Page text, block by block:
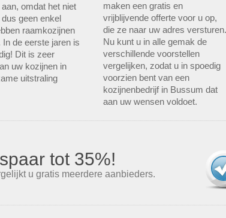
omdat het niet
geen enkel
raamkozijnen
de eerste jaren is
Dit is zeer
uw kozijnen in
uitstraling
maken een gratis en
vrijblijvende offerte voor u op,
die ze naar uw adres versturen.
Nu kunt u in alle gemak de
verschillende voorstellen
vergelijken, zodat u in spoedig
voorzien bent van een
kozijnenbedrijf in Bussum dat
aan uw wensen voldoet.
tot 35%!
u gratis meerdere aanbieders.